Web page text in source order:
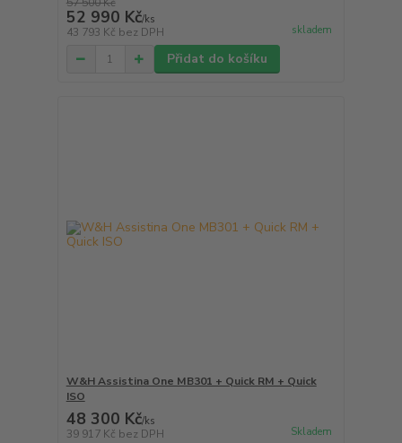
52 990 Kč/ks
43 793 Kč bez DPH skladem
Přidat do košíku
W&H Assistina One MB301 + Quick RM + Quick
ISO
48 300 Kč/ks
39 917 Kč bez DPH Skladem